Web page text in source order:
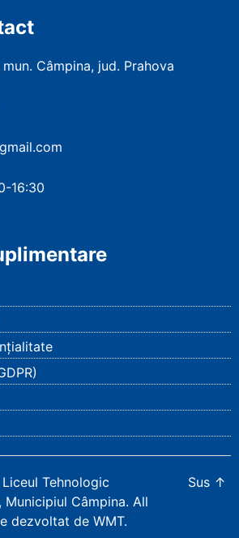
Câmpina, jud. Prahova
16:30
Liceul Tehnologic
Câmpina. All
dezvoltat de WMT.
Sus ↑